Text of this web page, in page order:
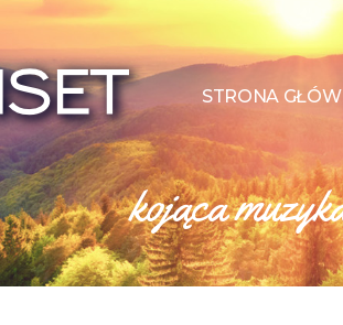
STRONA
kojąca